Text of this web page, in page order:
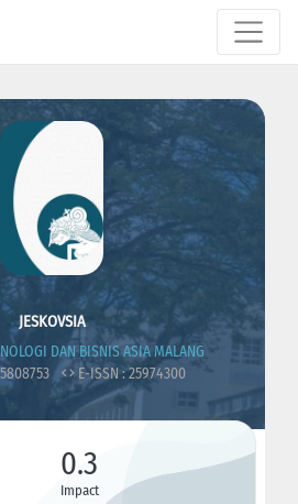
JESKOVSIA
DAN BISNIS ASIA MALANG
E-ISSN : 25974300
0.3
Impact